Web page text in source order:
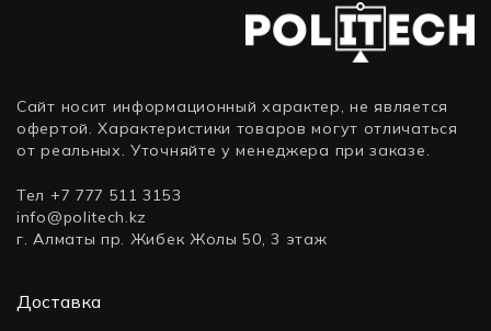
Сайт носит информационный характер, не является
офертой. Характеристики товаров могут отличаться
от реальных. Уточняйте у менеджера при заказе.
Тел +7 777 511 3153
info@politech.kz
г. Алматы пр. Жибек Жолы 50, 3 этаж
Доставка